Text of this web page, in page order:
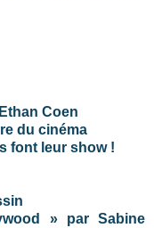
Coen
du cinéma
font leur show !
» par Sabine